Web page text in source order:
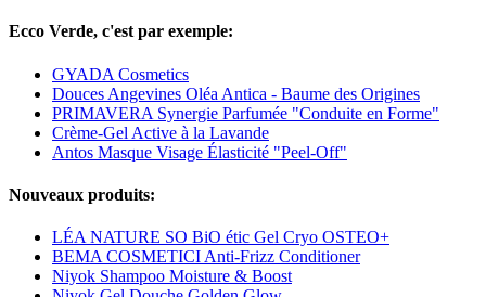
Ecco Verde, c'est par exemple:
GYADA Cosmetics
Douces Angevines Oléa Antica - Baume des Origines
PRIMAVERA Synergie Parfumée "Conduite en Forme"
Crème-Gel Active à la Lavande
Antos Masque Visage Élasticité "Peel-Off"
Nouveaux produits:
LÉA NATURE SO BiO étic Gel Cryo OSTEO+
BEMA COSMETICI Anti-Frizz Conditioner
Niyok Shampoo Moisture & Boost